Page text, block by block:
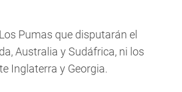
Pumas que disputarán el
Australia y Sudáfrica, ni los
Inglaterra y Georgia.